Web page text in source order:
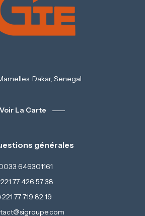
Dakar, Senegal
Voir La Carte
générales
646301161
77 426 57 38
77 719 82 19